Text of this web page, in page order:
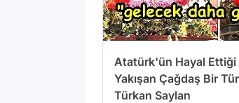
Atatürk'ün Hayal
Yakışan Çağdaş Bir
Türkan Saylan